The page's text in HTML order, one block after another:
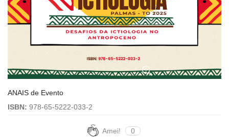
ANAIS de Evento
ISBN: 978-65-5222-033-2
Amei! 0